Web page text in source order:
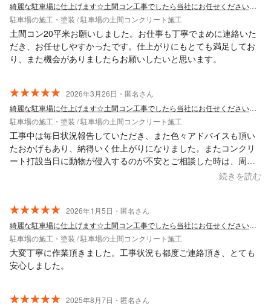
綺麗な駐車場に仕上げます☆土間コン工事でしたら当社にお任せください！！
駐車場の施工・塗装 / 駐車場の土間コンクリート施工
土間コン20平米お願いしました。お仕事も丁寧でまめに連絡いた
だき、お任せしやすかったです。仕上がりにもとても満足してお
り、また機会がありましたらお願いしたいと思います。
2026年3月26日・匿名さん
綺麗な駐車場に仕上げます☆土間コン工事でしたら当社にお任せください！！
駐車場の施工・塗装 / 駐車場の土間コンクリート施工
工事中は毎日状況報告していただき、また色々アドバイスも頂い
たおかげもあり、納得いく仕上がりになりました。またコンクリ
ート打設当日に動物が侵入するのが不安とご相談した時は、周り
を紐で囲って頂くと共に暗くなるまで見張ってくださり感謝して
機会がございましたら是非お願いしたいと思います。
続きを読む
2026年1月5日・匿名さん
綺麗な駐車場に仕上げます☆土間コン工事でしたら当社にお任せください！！
駐車場の施工・塗装 / 駐車場の土間コンクリート施工
大変丁寧に作業頂きました。工事状況も都度ご連絡頂き、とても
安心しました。
2025年8月7日・匿名さん